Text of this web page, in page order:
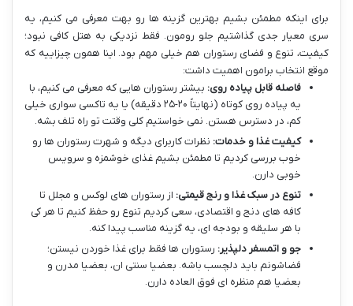
برای اینکه مطمئن بشیم بهترین گزینه ها رو بهت معرفی می کنیم، یه
سری معیار جدی گذاشتیم جلو رومون. فقط نزدیکی به هتل کافی نبود؛
کیفیت، تنوع و فضای رستوران هم خیلی مهم بود. اینا همون چیزاییه که
موقع انتخاب برامون اهمیت داشت:
فاصله قابل پیاده روی: بیشتر رستوران هایی که معرفی می کنیم، با
یه پیاده روی کوتاه (نهایتاً ۲۰-۲۵ دقیقه) یا یه تاکسی سواری خیلی
کم، در دسترس هستن. نمی خواستیم کلی وقتت تو راه تلف بشه.
کیفیت غذا و خدمات: نظرات کاربرای دیگه و شهرت رستوران ها رو
خوب بررسی کردیم تا مطمئن بشیم غذای خوشمزه و سرویس
خوبی دارن.
تنوع در سبک غذا و رنج قیمتی: از رستوران های لوکس و مجلل تا
کافه های دنج و اقتصادی، سعی کردیم تنوع رو حفظ کنیم تا هر کی
با هر سلیقه و بودجه ای، یه گزینه مناسب پیدا کنه.
جو و اتمسفر دلپذیر: رستوران ها فقط برای غذا خوردن نیستن؛
فضاشونم باید دلچسب باشه. بعضیا سنتی ان، بعضیا مدرن و
بعضیا هم منظره ای فوق العاده دارن.